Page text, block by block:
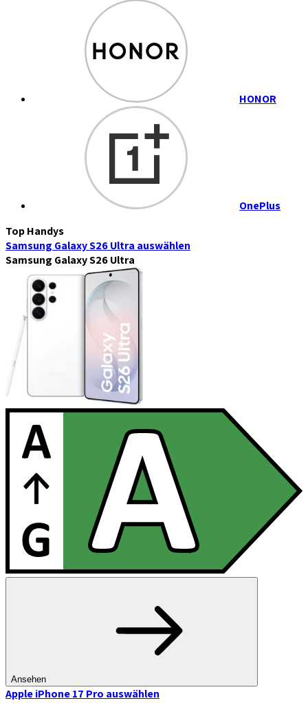
HONOR
OnePlus
Top Handys
Samsung Galaxy S26 Ultra auswählen
Samsung Galaxy S26 Ultra
Ansehen
Apple iPhone 17 Pro auswählen